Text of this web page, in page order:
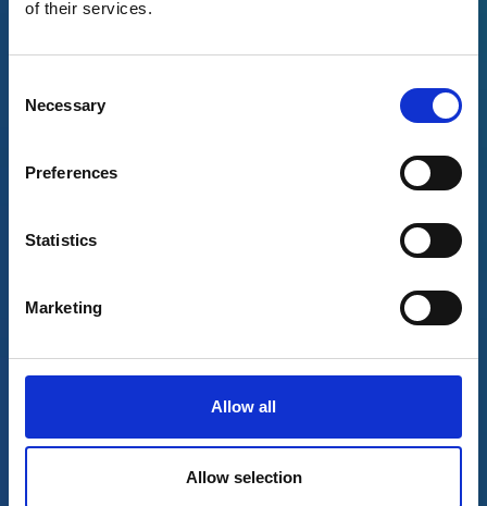
of their services.
Selection
Necessary
Preferences
Statistics
Marketing
Allow all
Allow selection
APE in